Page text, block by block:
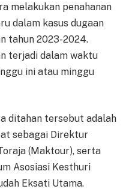
melakukan penahanan
dalam kasus dugaan
tahun 2023-2024.
terjadi dalam waktu
ini atau minggu
ditahan tersebut adalah
sebagai Direktur
(Maktour), serta
Asosiasi Kesthuri
Eksati Utama.